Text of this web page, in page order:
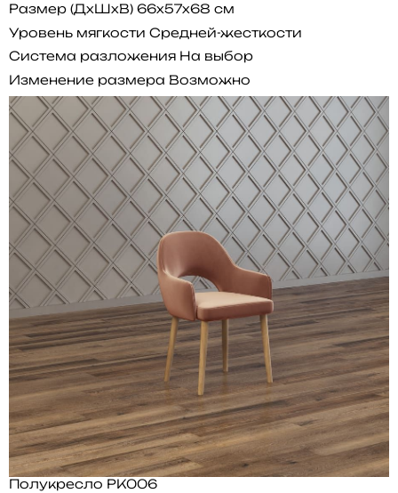
Размер (ДхШхВ) 66x57x68 см
Уровень мягкости Средней-жесткости
Система разложения На выбор
Изменение размера Возможно
Полукресло PK006